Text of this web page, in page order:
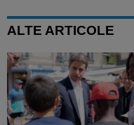
ALTE ARTICOLE